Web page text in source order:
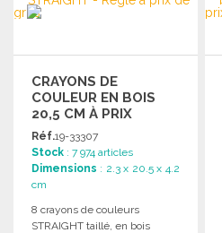
CRAYONS DE
COULEUR EN BOIS
20,5 CM À PRIX
GROSSISTE
Réf.19-33307
Stock : 7 974 articles
Dimensions : 2.3 x 20.5 x 4.2
cm
8 crayons de couleurs
STRAIGHT taillé, en bois